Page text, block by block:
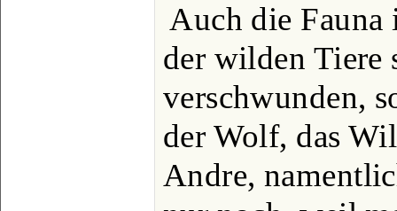
Auch die Fauna
der wilden Tiere
verschwunden,
der Wolf, das
Andre,